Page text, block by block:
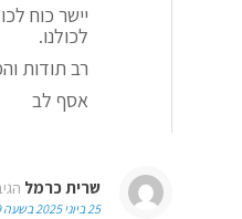
יישר כוח
לכולנו.
רב תודות
אסף לב
שרית כרמל
25 ביוני 2025 בשעה 17:19